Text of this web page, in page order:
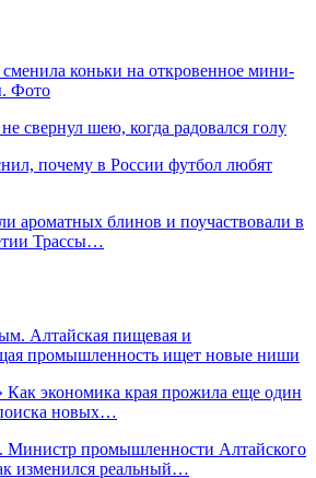
коньки на откровенное мини-
Фото
свернул шею, когда радовался голу
почему в России футбол любят
ароматных блинов и поучаствовали в
Трассы…
Алтайская пищевая и
промышленность ищет новые ниши
экономика края прожила еще один
новых…
Министр промышленности Алтайского
изменился реальный…